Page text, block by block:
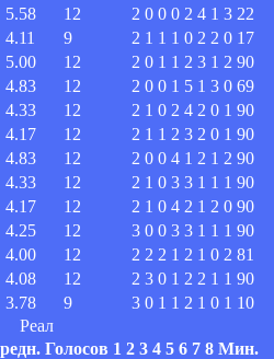
5.58 12 2 0 0 0 2 4 1 3 22
4.11 9 2 1 1 1 0 2 2 0 17
5.00 12 2 0 1 1 2 3 1 2 90
4.83 12 2 0 0 1 5 1 3 0 69
4.33 12 2 1 0 2 4 2 0 1 90
4.17 12 2 1 1 2 3 2 0 1 90
4.83 12 2 0 0 4 1 2 1 2 90
4.33 12 2 1 0 3 3 1 1 1 90
4.17 12 2 1 0 4 2 1 2 0 90
4.25 12 3 0 0 3 3 1 1 1 90
4.00 12 2 2 2 1 2 1 0 2 81
4.08 12 2 3 0 1 2 2 1 1 90
3.78 9 3 0 1 1 2 1 0 1 10
Реал
Голосов 1 2 3 4 5 6 7 8 Мин.